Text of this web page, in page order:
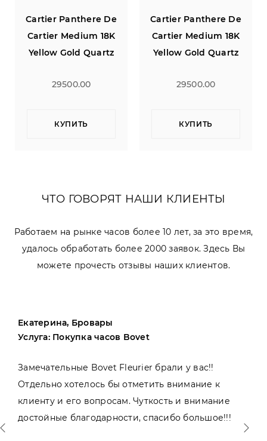
Cartier Panthere De
Cartier Medium 18K
Yellow Gold Quartz
29500.00
КУПИТЬ
Cartier Panthere De
Cartier Medium 18K
Yellow Gold Quartz
29500.00
КУПИТЬ
ЧТО ГОВОРЯТ НАШИ КЛИЕНТЫ
Работаем на рынке часов более 10 лет, за это время,
удалось обработать более 2000 заявок. Здесь Вы
можете прочесть отзывы наших клиентов.
Екатерина, Бровары
Услуга: Покупка часов Bovet
Замечательные Bovet Fleurier брали у вас!!
Отдельно хотелось бы отметить внимание к
клиенту и его вопросам. Чуткость и внимание
достойные благодарности, спасибо большое!!!